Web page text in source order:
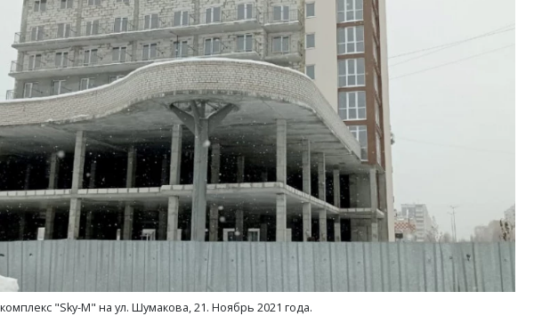
"Sky-M" на ул. Шумакова, 21. Ноябрь 2021 года.
рынок
Смелость архитектурных идей.
Генеральный директор компании
ЗИАС — об эстетике городов,
трендах в фасадах и развитии рынка
Архитектурный код
земли. Мощение
плитами становится
стандартом
СТРОИТЕЛЬСТВО